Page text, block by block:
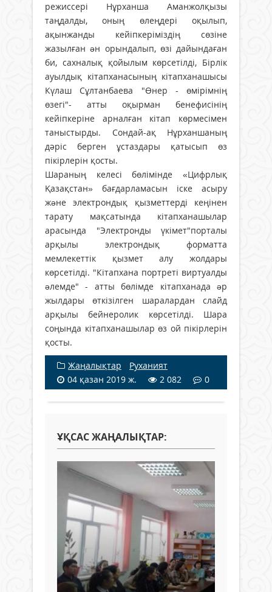
режиссері Нұрханша Аманжолқызы
таңдалды, оның өлеңдері оқылып,
ақынжанды кейіпкеріміздің сөзіне
жазылған əн орындалып, өзі дайындаған
би, сахналық қойылым көрсетілді, Бірлік
ауылдық кітапханасының кітапханашысы
Күлаш Сұлтанбаева "Өнер - өмірімнің
өзегі"- атты оқырман бенефисінің
кейіпкеріне арналған кітап көрмесімен
таныстырды. Сондай-ақ Нұрханшаның
дәріс берген ұстаздары қатысып өз
пікірлерін қосты.
Шараның келесі бөлімінде «Цифрлық
Қазақстан» бағдарламасын іске асыру
жəне электрондық қызметтерді кеңінен
тарату мақсатында кітапханашылар
арасында "Электронды үкімет"порталы
арқылы электрондық форматта
мемлекеттік қызмет алу жолдары
көрсетілді. "Кітапхана портреті виртуалды
əлемде" - атты бөлімде кітапханада əр
жылдары өткізілген шаралардан слайд
арқылы бейнеролик көрсетілді. Шара
соңында кітапханашылар өз ой пікірлерін
қосты.
Жаңалықтар / Руханият
04 қазан 2019 ж.
2 082 0
ҰҚСАС ЖАҢАЛЫҚТАР: